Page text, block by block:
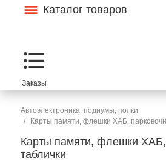
Каталог товаров
Автоэлектроника, подиумы, полки
Карты памяти, флешки ХАБ,
Карты памяти, флешки
таблички